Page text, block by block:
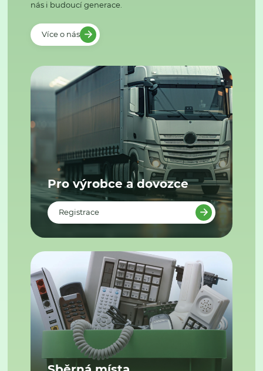
nás i budoucí generace.
Více o nás
Pro výrobce a dovozce
Registrace